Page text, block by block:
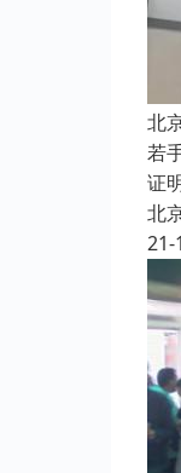
北
若
证
北
21-